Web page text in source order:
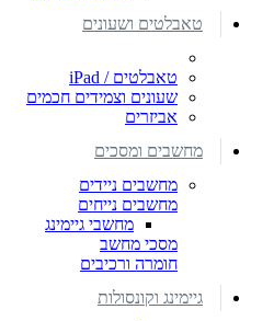
טאבלטים ושעונים
טאבלטים / iPad
שעונים וצמידים חכמים
אביזרים
מחשבים ומסכים
מחשבים ניידים
מחשבים נייחים
מחשבי גיימינג
מסכי מחשב
חומרה ורכיבים
גיימינג וקונסולות